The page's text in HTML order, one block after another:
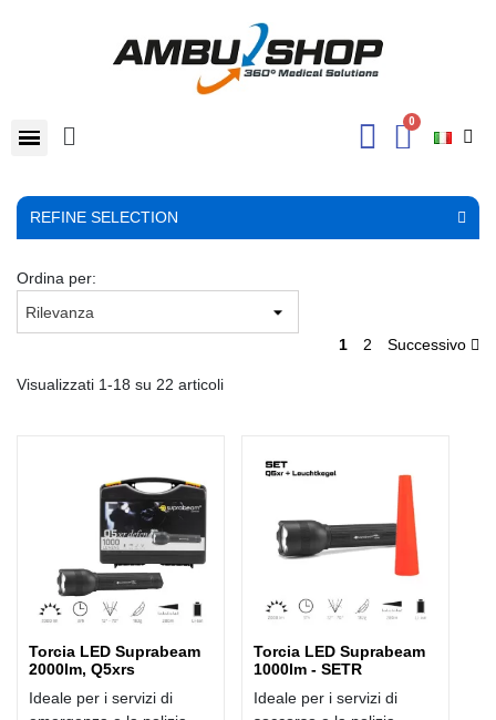
REFINE SELECTION
Ordina per:
1 2 Successivo
Visualizzati 1-18 su 22 articoli
Torcia LED Suprabeam
2000lm, Q5xrs
Ideale per i servizi di
Torcia LED Suprabeam
1000lm - SETR
Ideale per i servizi di